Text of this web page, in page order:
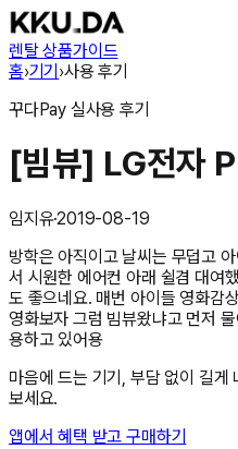
렌탈 상품가이드
홈›기기›사용 후기
꾸다Pay 실사용 후기
[빔뷰] LG전자
임지유·2019-08-19
방학은 아직이고 날씨는 무덥고
서 시원한 에어컨 아래 쉴겸 대여
도 좋으네요. 매번 아이들 영화감
영화보자 그럼 빔뷰왔냐고 먼저
용하고 있어용
마음에 드는 기기, 부담 없이 길게
보세요.
앱에서 혜택 받고 구매하기